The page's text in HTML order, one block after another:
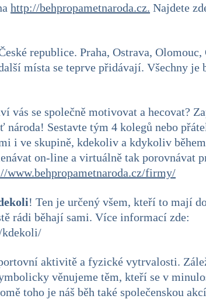
http://behpropametnaroda.cz. Najdete
republice. Praha, Ostrava,
místa se teprve přidávají. Všechny je
vás se společně motivovat a hecovat?
národa! Sestavte tým 4 kolegů nebo
i ve skupině, kdekoliv a kdykoliv
on-line a virtuálně tak porovnávat
www.behpropametnaroda.cz/firmy/
! Ten je určený všem, kteří to mají
rádi běhají sami. Více informací zde:
kdekoli/
aktivitě a fyzické vytrvalosti.
věnujeme těm, kteří se v
toho je náš běh také společenskou